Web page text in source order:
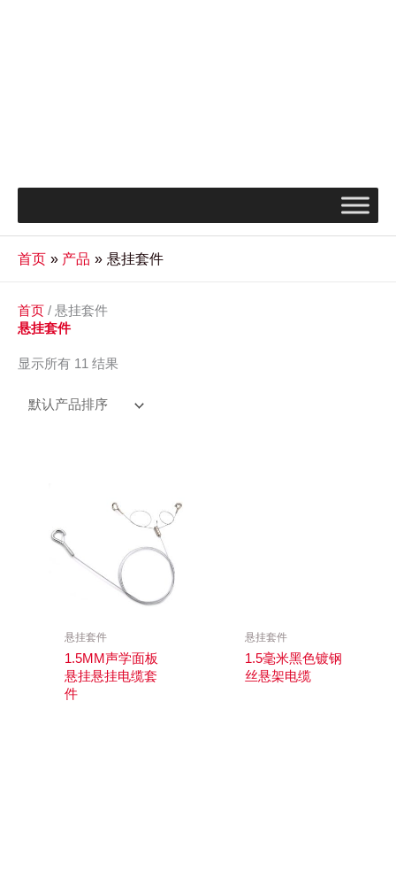
首页 产品 悬挂套件
首页 / 悬挂套件
悬挂套件
显示所有 11 结果
悬挂套件
1.5MM声学面板
悬挂悬挂电缆套
件
悬挂套件
1.5毫米黑色镀钢
丝悬架电缆